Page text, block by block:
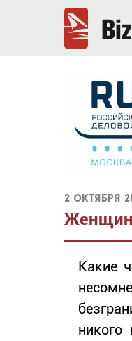
2 октября
Какие